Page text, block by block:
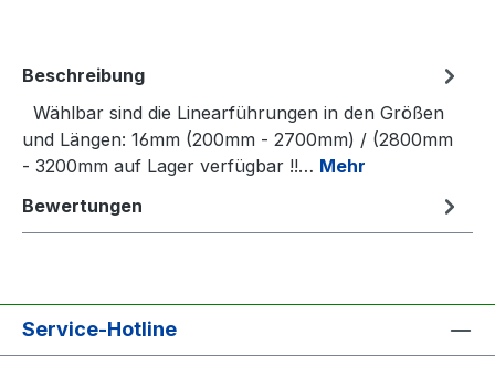
Beschreibung
Wählbar sind die Linearführungen in den Größen
und Längen: 16mm (200mm - 2700mm) / (2800mm
- 3200mm auf Lager verfügbar !!… Mehr
Bewertungen
Service-Hotline